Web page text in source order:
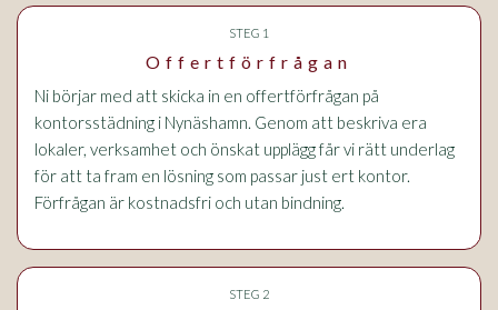
STEG 1
Offertförfrågan
Ni börjar med att skicka in en offertförfrågan på
kontorsstädning i Nynäshamn. Genom att beskriva era
lokaler, verksamhet och önskat upplägg får vi rätt underlag
för att ta fram en lösning som passar just ert kontor.
Förfrågan är kostnadsfri och utan bindning.
STEG 2